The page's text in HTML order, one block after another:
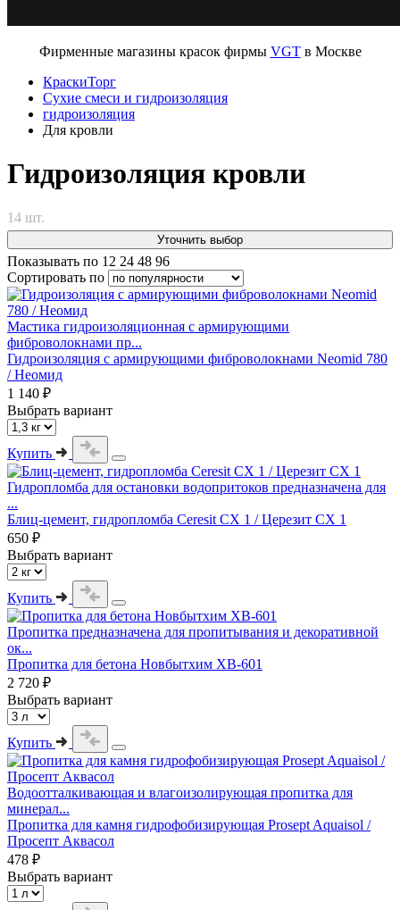
Фирменные магазины красок фирмы VGTв Москве
КраскиТорг
Сухие смеси и гидроизоляция
гидроизоляция
Для кровли
Гидроизоляция кровли
14 шт.
Уточнить выбор
Показывать по 12 24 48 96
Сортировать по
Мастика гидроизоляционная с армирующими
фиброволокнами пр...
Гидроизоляция с армирующими фиброволокнами Neomid 780
/ Неомид
1 140 ₽
Выбрать вариант
Купить
Гидропломба для остановки водопритоков предназначена для
...
Блиц-цемент, гидропломба Ceresit СХ 1 / Церезит СХ 1
650 ₽
Выбрать вариант
Купить
Пропитка предназначена для пропитывания и декоративной
ок...
Пропитка для бетона Новбытхим ХВ-601
2 720 ₽
Выбрать вариант
Купить
Водоотталкивающая и влагоизолирующая пропитка для
минерал...
Пропитка для камня гидрофобизирующая Prosept Aquaisol /
Просепт Аквасол
478 ₽
Выбрать вариант